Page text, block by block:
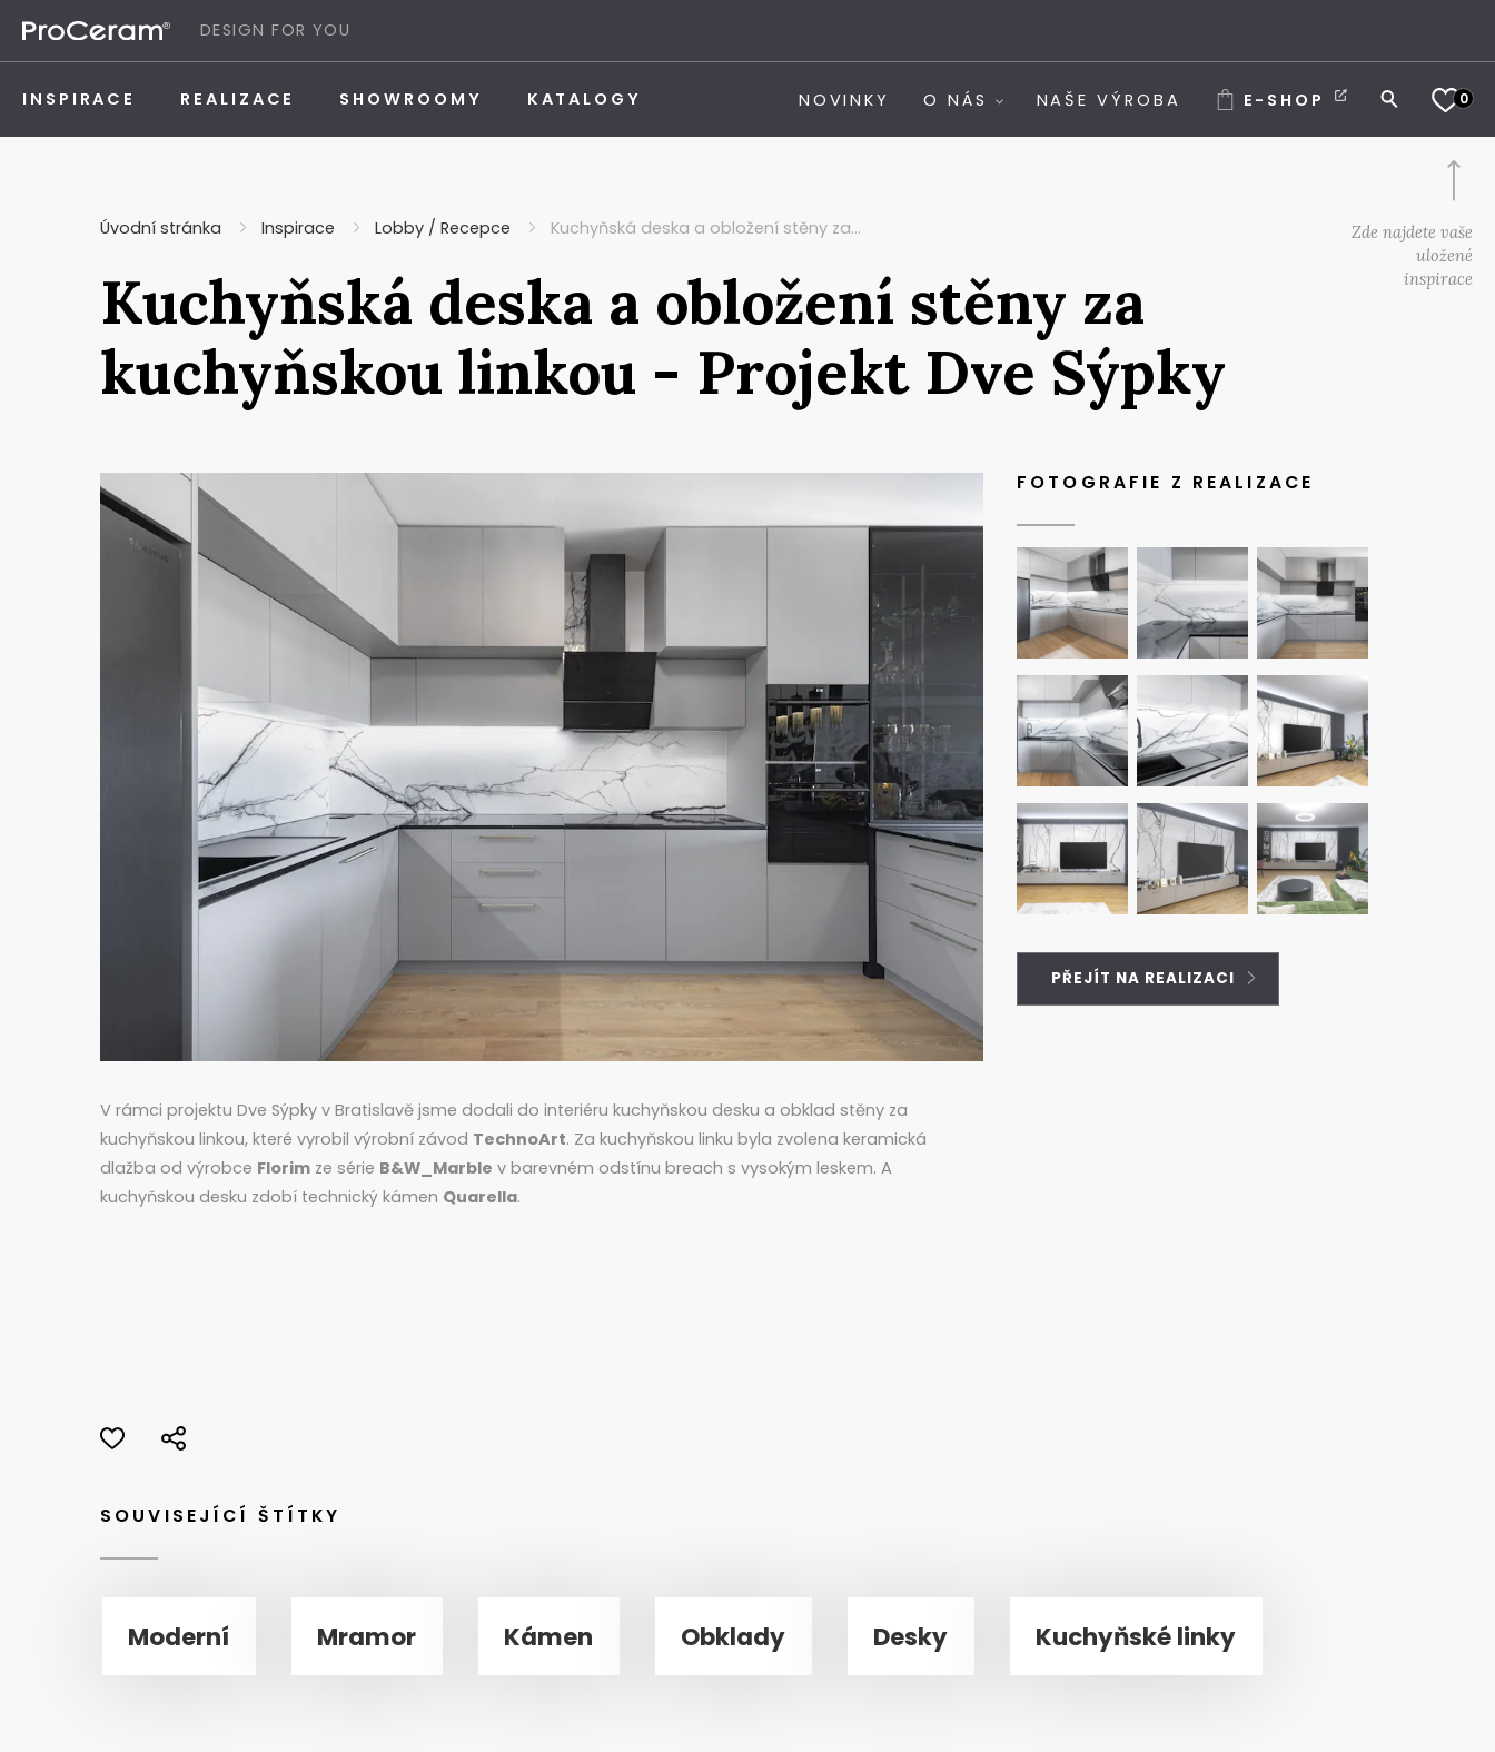
DESIGN FOR YOU
INSPIRACE REALIZACE SHOWROOMY KATALOGY
Zde najdete vaše
uložené
inspirace
NOVINKY O NÁS NAŠE VÝROBA E-SHOP 0
Úvodní stránka Inspirace Lobby / Recepce Kuchyňská deska a obložení stěny za…
Kuchyňská deska a obložení stěny za
kuchyňskou linkou - Projekt Dve Sýpky
V rámci projektu Dve Sýpky v Bratislavě jsme dodali do interiéru kuchyňskou desku a obklad stěny za
kuchyňskou linkou, které vyrobil výrobní závod TechnoArt. Za kuchyňskou linku byla zvolena keramická
dlažba od výrobce Florim ze série B&W_Marble v barevném odstínu breach s vysokým leskem. A
kuchyňskou desku zdobí technický kámen Quarella.
FOTOGRAFIE Z REALIZACE
PŘEJÍT NA REALIZACI
SOUVISEJÍCÍ ŠTÍTKY
Moderní Mramor Kámen Obklady Desky Kuchyňské linky